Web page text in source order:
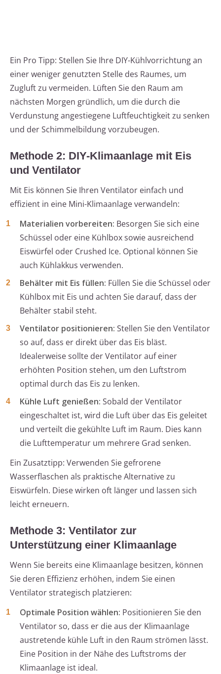
Ein Pro Tipp: Stellen Sie Ihre DIY-Kühlvorrichtung an
einer weniger genutzten Stelle des Raumes, um
Zugluft zu vermeiden. Lüften Sie den Raum am
nächsten Morgen gründlich, um die durch die
Verdunstung angestiegene Luftfeuchtigkeit zu senken
und der Schimmelbildung vorzubeugen.
Methode 2: DIY-Klimaanlage mit Eis
und Ventilator
Mit Eis können Sie Ihren Ventilator einfach und
effizient in eine Mini-Klimaanlage verwandeln:
Materialien vorbereiten: Besorgen Sie sich eine
Schüssel oder eine Kühlbox sowie ausreichend
Eiswürfel oder Crushed Ice. Optional können Sie
auch Kühlakkus verwenden.
Behälter mit Eis füllen: Füllen Sie die Schüssel oder
Kühlbox mit Eis und achten Sie darauf, dass der
Behälter stabil steht.
Ventilator positionieren: Stellen Sie den Ventilator
so auf, dass er direkt über das Eis bläst.
Idealerweise sollte der Ventilator auf einer
erhöhten Position stehen, um den Luftstrom
optimal durch das Eis zu lenken.
Kühle Luft genießen: Sobald der Ventilator
eingeschaltet ist, wird die Luft über das Eis geleitet
und verteilt die gekühlte Luft im Raum. Dies kann
die Lufttemperatur um mehrere Grad senken.
Ein Zusatztipp: Verwenden Sie gefrorene
Wasserflaschen als praktische Alternative zu
Eiswürfeln. Diese wirken oft länger und lassen sich
leicht erneuern.
Methode 3: Ventilator zur
Unterstützung einer Klimaanlage
Wenn Sie bereits eine Klimaanlage besitzen, können
Sie deren Effizienz erhöhen, indem Sie einen
Ventilator strategisch platzieren:
Optimale Position wählen: Positionieren Sie den
Ventilator so, dass er die aus der Klimaanlage
austretende kühle Luft in den Raum strömen lässt.
Eine Position in der Nähe des Luftstroms der
Klimaanlage ist ideal.